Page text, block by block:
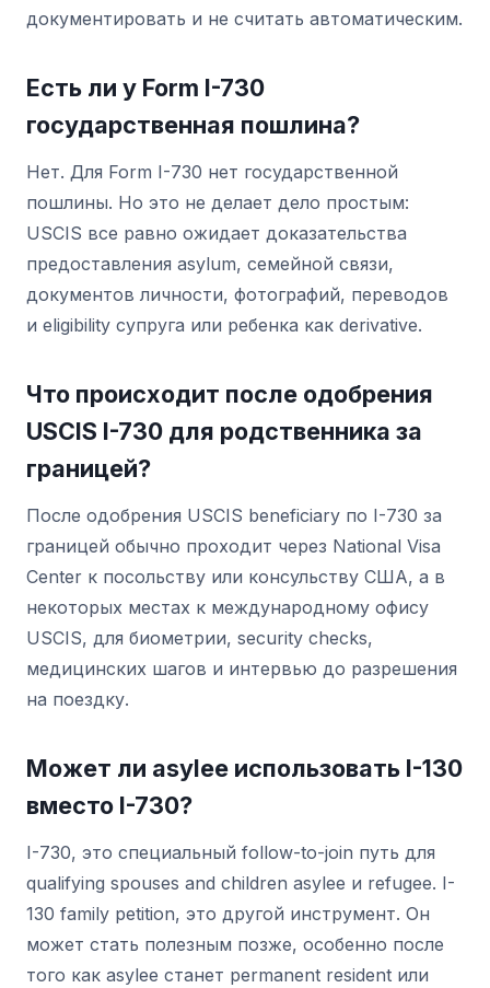
документировать и не считать автоматическим.
Есть ли у Form I-730
государственная пошлина?
Нет. Для Form I-730 нет государственной
пошлины. Но это не делает дело простым:
USCIS все равно ожидает доказательства
предоставления asylum, семейной связи,
документов личности, фотографий, переводов
и eligibility супруга или ребенка как derivative.
Что происходит после одобрения
USCIS I-730 для родственника за
границей?
После одобрения USCIS beneficiary по I-730 за
границей обычно проходит через National Visa
Center к посольству или консульству США, а в
некоторых местах к международному офису
USCIS, для биометрии, security checks,
медицинских шагов и интервью до разрешения
на поездку.
Может ли asylee использовать I-130
вместо I-730?
I-730, это специальный follow-to-join путь для
qualifying spouses and children asylee и refugee. I-
130 family petition, это другой инструмент. Он
может стать полезным позже, особенно после
того как asylee станет permanent resident или